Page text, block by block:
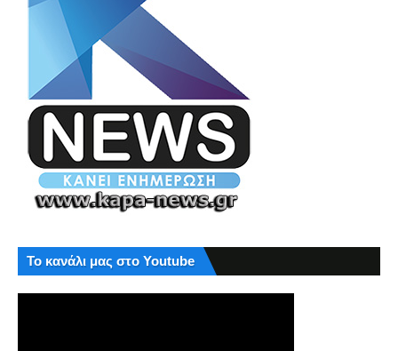
Το κανάλι μας στο Youtube